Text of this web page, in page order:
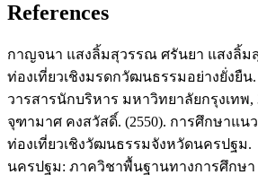
References
กาญจนา แสงลิ้มสุวรรณ ศรันยา แสงลิ้ม
ท่องเที่ยวเชิงมรดกวัฒนธรรมอย่างยั่งยืน.
วารสารนักบริหาร มหาวิทยาลัยกรุงเทพ,
จุฑามาศ คงสวัสดิ์. (2550). การศึกษาแน
ท่องเที่ยวเชิงวัฒนธรรมจังหวัดนครปฐม.
นครปฐม: ภาควิชาพื้นฐานทางการศึกษ